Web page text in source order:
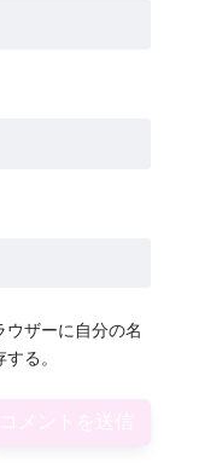
ウザーに自分の名
る。